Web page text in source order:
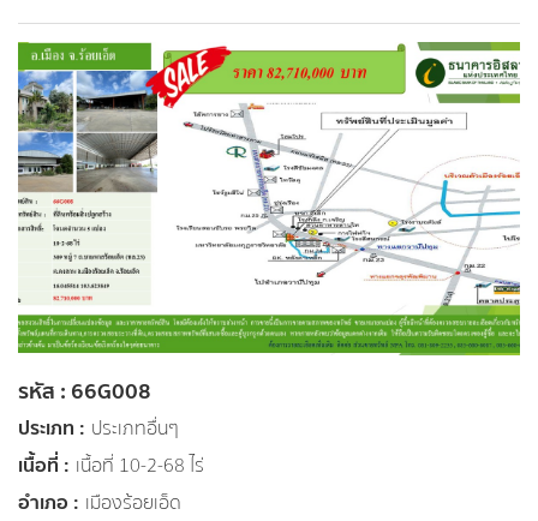
รหัส : 66G008
ประเภท : ประเภทอื่นๆ
เนื้อที่ : เนื้อที่ 10-2-68 ไร่
อำเภอ : เมืองร้อยเอ็ด